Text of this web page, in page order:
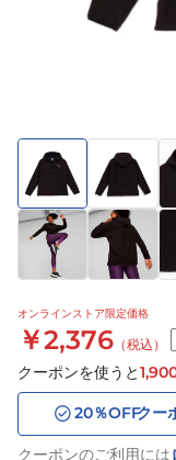
オンラインストア限定価格
￥2,376 （税込）
クーポンを使うと
20％OFFクー
クーポンのご利用には